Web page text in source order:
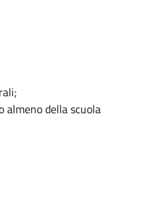
almeno della scuola